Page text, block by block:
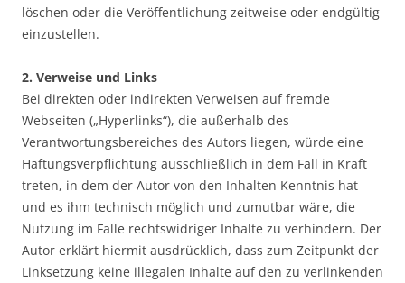
löschen oder die Veröffentlichung zeitweise oder endgültig
einzustellen.
2. Verweise und Links
Bei direkten oder indirekten Verweisen auf fremde
Webseiten („Hyperlinks“), die außerhalb des
Verantwortungsbereiches des Autors liegen, würde eine
Haftungsverpflichtung ausschließlich in dem Fall in Kraft
treten, in dem der Autor von den Inhalten Kenntnis hat
und es ihm technisch möglich und zumutbar wäre, die
Nutzung im Falle rechtswidriger Inhalte zu verhindern. Der
Autor erklärt hiermit ausdrücklich, dass zum Zeitpunkt der
Linksetzung keine illegalen Inhalte auf den zu verlinkenden